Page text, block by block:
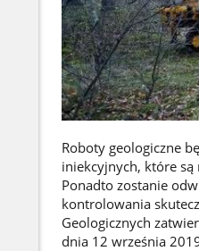
Roboty geologiczne
iniekcyjnych, które
Ponadto zostanie
kontrolowania
Geologicznych
dnia 12 września